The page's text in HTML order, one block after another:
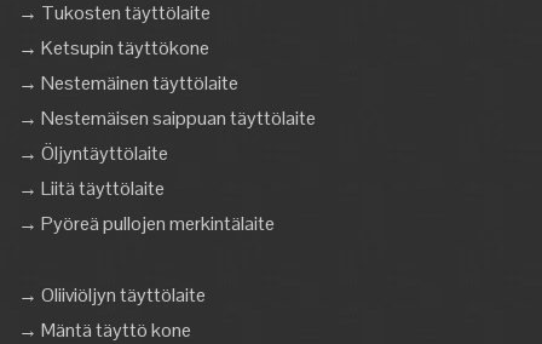
→ Tukosten täyttölaite
→ Ketsupin täyttökone
→ Nestemäinen täyttölaite
→ Nestemäisen saippuan täyttölaite
→ Öljyntäyttölaite
→ Liitä täyttölaite
→ Pyöreä pullojen merkintälaite
→ Oliiviöljyn täyttölaite
→ Mäntä täyttö kone